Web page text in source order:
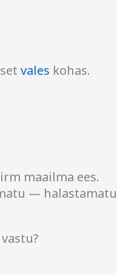
vales kohas.
maailma ees.
— halastamatu